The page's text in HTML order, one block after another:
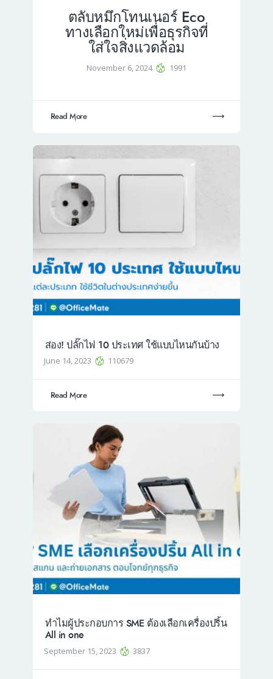
ตลับหมึกโทนเนอร์ Eco
ทางเลือกใหม่เพื่อธุรกิจที่
ใส่ใจสิ่งแวดล้อม
November 6, 2024 1991
Read More
ส่อง! ปลั๊กไฟ 10 ประเทศ ใช้แบบไหนกันบ้าง
June 14, 2023 110679
Read More
ทำไมผู้ประกอบการ SME ต้องเลือกเครื่องปริ้น
All in one
September 15, 2023 3837